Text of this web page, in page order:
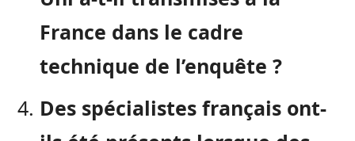
France dans le cadre
technique de l’enquête ?
Des spécialistes français ont-